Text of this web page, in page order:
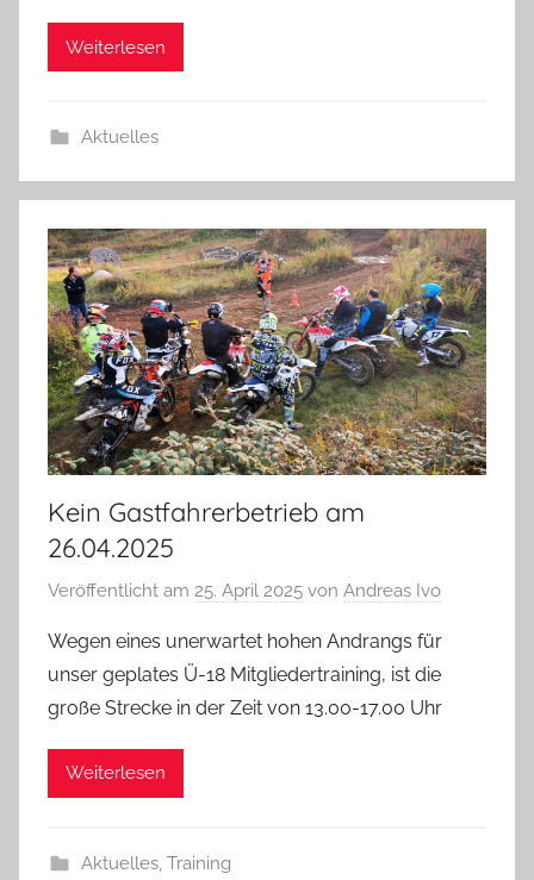
Weiterlesen
Aktuelles
Kein Gastfahrerbetrieb am
26.04.2025
Veröffentlicht am 25. April 2025 von Andreas Ivo
Wegen eines unerwartet hohen Andrangs für
unser geplates Ü-18 Mitgliedertraining, ist die
große Strecke in der Zeit von 13.00-17.00 Uhr
Weiterlesen
Aktuelles, Training